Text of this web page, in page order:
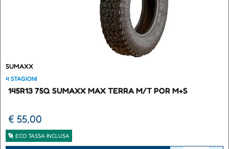
SUMAXX
4 STAGIONI
145R13 75Q SUMAXX MAX TERRA M/T POR M+S
€ 55,00
ECO TASSA INCLUSA